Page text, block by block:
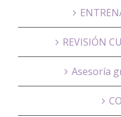
REVISIÓN
Asesoría